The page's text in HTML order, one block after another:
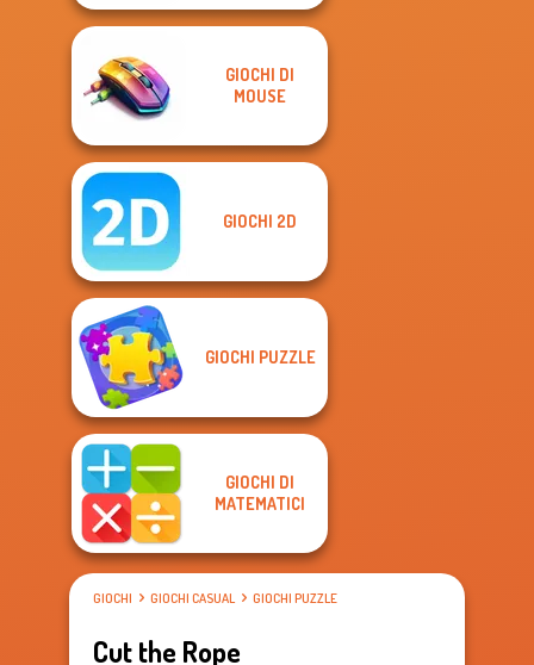
GIOCHI DI
MOUSE
GIOCHI 2D
GIOCHI PUZZLE
GIOCHI DI
MATEMATICI
GIOCHI GIOCHI CASUAL GIOCHI PUZZLE
Cut the Rope